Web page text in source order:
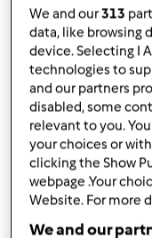
Zupa krem
1łyżeczka,soli
400gwody,
pomidorach)
1kostka
400g
dojrzałych)
40goliwy z
2większe
pokrojonej w
60gcebuli,
We and our313
data, like browsing
device. Selecting I
technologies to
and our partners
disabled, some
relevant to you.
your choices or
clicking the Show
webpage .Your
Website. For more
We and our